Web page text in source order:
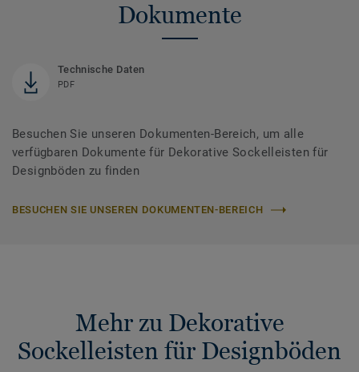
Dokumente
Technische Daten
PDF
Besuchen Sie unseren Dokumenten-Bereich, um alle
verfügbaren Dokumente für Dekorative Sockelleisten für
Designböden zu finden
BESUCHEN SIE UNSEREN DOKUMENTEN-BEREICH
Mehr zu Dekorative
Sockelleisten für Designböden